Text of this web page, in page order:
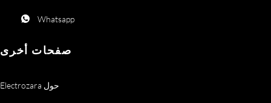
Whatsapp
صفحات أخرى
Electrozara حول